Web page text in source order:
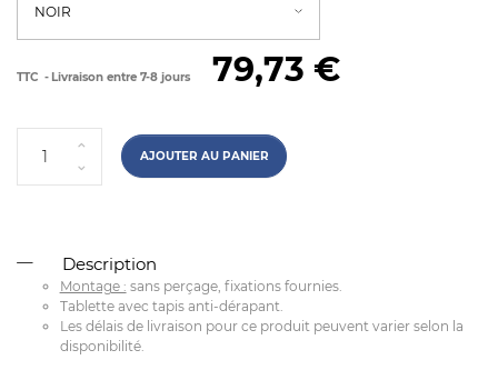
79,73 €
TTC Livraison entre 7-8 jours
AJOUTER AU PANIER
Description
Montage : sans perçage, fixations fournies.
Tablette avec tapis anti-dérapant.
Les délais de livraison pour ce produit peuvent varier selon la
disponibilité.